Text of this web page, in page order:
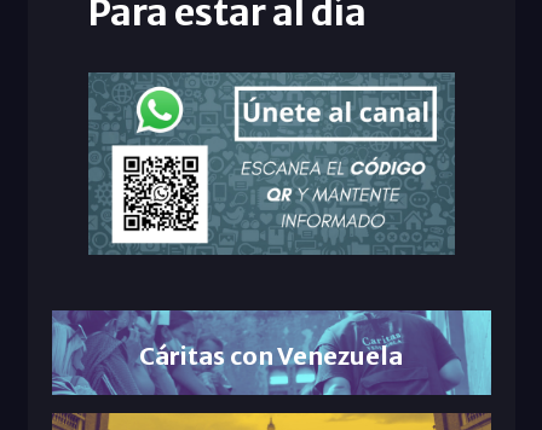
Para estar al día
Cáritas con Venezuela